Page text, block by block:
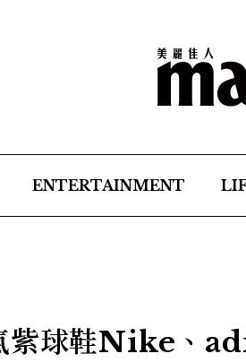
ENTERTAINMENT
紫球鞋Nike、